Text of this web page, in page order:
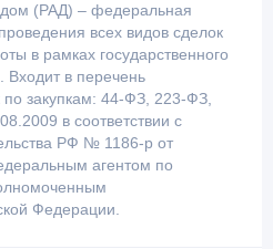
дом (РАД) – федеральная
всех видов сделок
в рамках государственного
Входит в перечень
закупкам: 44-ФЗ, 223-ФЗ,
в соответствии с
РФ № 1186-р от
агентом по
Федерации.